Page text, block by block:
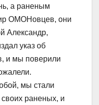
а раненым
ОМОНовцев, они
Александр,
указ об
и мы поверили
мы стали
раненых, и